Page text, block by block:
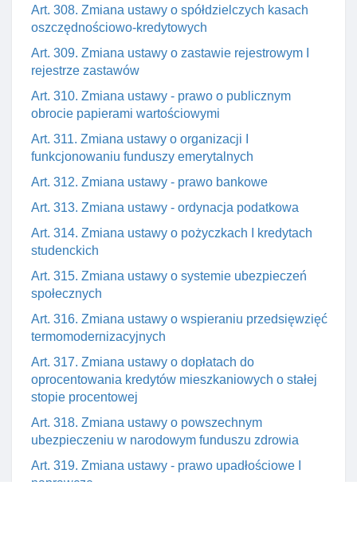
Art. 308. Zmiana ustawy o spółdzielczych kasach
oszczędnościowo-kredytowych
Art. 309. Zmiana ustawy o zastawie rejestrowym I
rejestrze zastawów
Art. 310. Zmiana ustawy - prawo o publicznym
obrocie papierami wartościowymi
Art. 311. Zmiana ustawy o organizacji I
funkcjonowaniu funduszy emerytalnych
Art. 312. Zmiana ustawy - prawo bankowe
Art. 313. Zmiana ustawy - ordynacja podatkowa
Art. 314. Zmiana ustawy o pożyczkach I kredytach
studenckich
Art. 315. Zmiana ustawy o systemie ubezpieczeń
społecznych
Art. 316. Zmiana ustawy o wspieraniu przedsięwzięć
termomodernizacyjnych
Art. 317. Zmiana ustawy o dopłatach do
oprocentowania kredytów mieszkaniowych o stałej
stopie procentowej
Art. 318. Zmiana ustawy o powszechnym
ubezpieczeniu w narodowym funduszu zdrowia
Art. 319. Zmiana ustawy - prawo upadłościowe I
naprawcze